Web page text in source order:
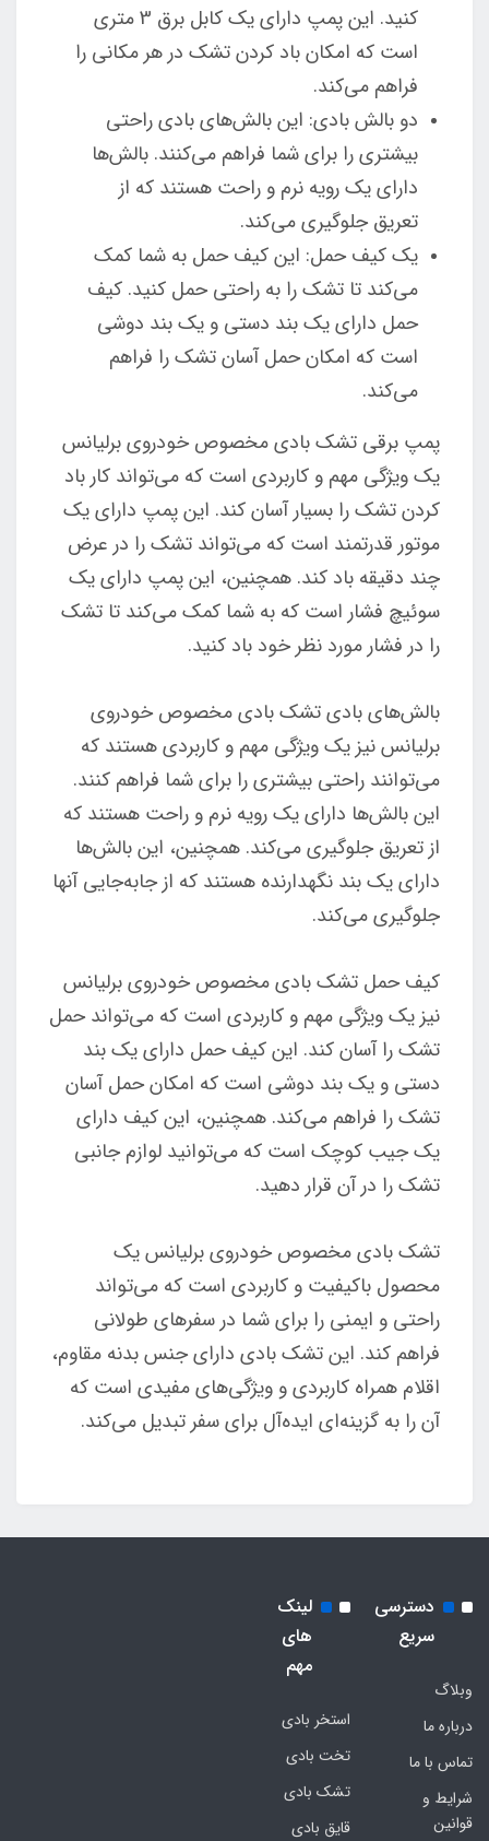
کنید. این پمپ دارای یک کابل برق 3 متری
است که امکان باد کردن تشک در هر مکانی را
فراهم می‌کند.
دو بالش بادی: این بالش‌های بادی راحتی
بیشتری را برای شما فراهم می‌کنند. بالش‌ها
دارای یک رویه نرم و راحت هستند که از
تعریق جلوگیری می‌کند.
یک کیف حمل: این کیف حمل به شما کمک
می‌کند تا تشک را به راحتی حمل کنید. کیف
حمل دارای یک بند دستی و یک بند دوشی
است که امکان حمل آسان تشک را فراهم
می‌کند.
پمپ برقی تشک بادی مخصوص خودروی برلیانس
یک ویژگی مهم و کاربردی است که می‌تواند کار باد
کردن تشک را بسیار آسان کند. این پمپ دارای یک
موتور قدرتمند است که می‌تواند تشک را در عرض
چند دقیقه باد کند. همچنین، این پمپ دارای یک
سوئیچ فشار است که به شما کمک می‌کند تا تشک
را در فشار مورد نظر خود باد کنید.
بالش‌های بادی تشک بادی مخصوص خودروی
برلیانس نیز یک ویژگی مهم و کاربردی هستند که
می‌توانند راحتی بیشتری را برای شما فراهم کنند.
این بالش‌ها دارای یک رویه نرم و راحت هستند که
از تعریق جلوگیری می‌کند. همچنین، این بالش‌ها
دارای یک بند نگهدارنده هستند که از جابه‌جایی آنها
جلوگیری می‌کند.
کیف حمل تشک بادی مخصوص خودروی برلیانس
نیز یک ویژگی مهم و کاربردی است که می‌تواند حمل
تشک را آسان کند. این کیف حمل دارای یک بند
دستی و یک بند دوشی است که امکان حمل آسان
تشک را فراهم می‌کند. همچنین، این کیف دارای
یک جیب کوچک است که می‌توانید لوازم جانبی
تشک را در آن قرار دهید.
تشک بادی مخصوص خودروی برلیانس یک
محصول باکیفیت و کاربردی است که می‌تواند
راحتی و ایمنی را برای شما در سفرهای طولانی
فراهم کند. این تشک بادی دارای جنس بدنه مقاوم،
اقلام همراه کاربردی و ویژگی‌های مفیدی است که
آن را به گزینه‌ای ایده‌آل برای سفر تبدیل می‌کند.
دسترسی
سریع
وبلاگ
درباره ما
تماس با ما
شرایط و
قوانین
لینک
های
مهم
استخر بادی
تخت بادی
تشک بادی
قایق بادی